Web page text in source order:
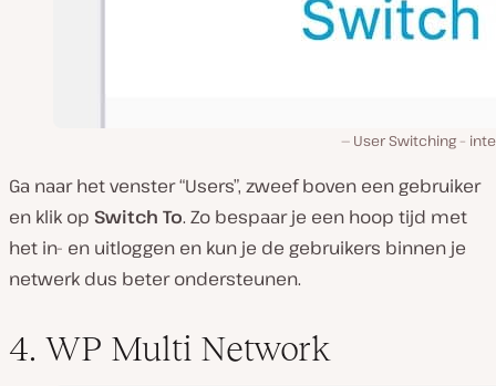
User Switching –
Ga naar het venster “Users”, zweef boven een gebruiker
en klik op Switch To. Zo bespaar je een hoop tijd met
het in- en uitloggen en kun je de gebruikers binnen je
netwerk dus beter ondersteunen.
4. WP Multi Network